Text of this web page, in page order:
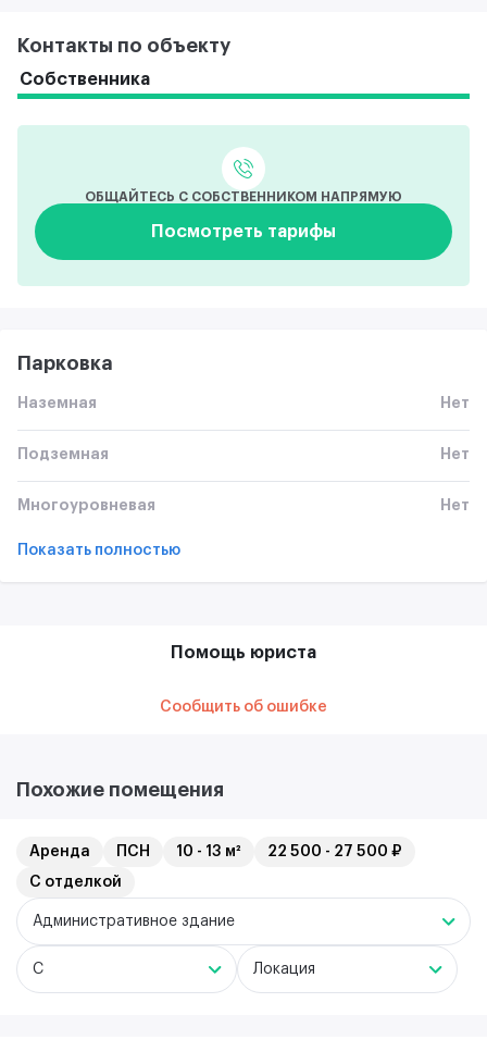
Контакты по объекту
Собственника
ОБЩАЙТЕСЬ С СОБСТВЕННИКОМ НАПРЯМУЮ
Посмотреть тарифы
Парковка
Наземная Нет
Подземная Нет
Многоуровневая Нет
Показать полностью
Помощь юриста
Сообщить об ошибке
Похожие помещения
Аренда ПСН 10 - 13 м²
22 500 - 27 500 ₽
С отделкой
Административное здание
C Локация